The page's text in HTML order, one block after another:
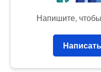
Напишите,
Написать